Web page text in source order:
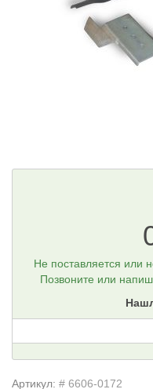
Не поставляется или
Позвоните или
Артикул: # 6606-0172